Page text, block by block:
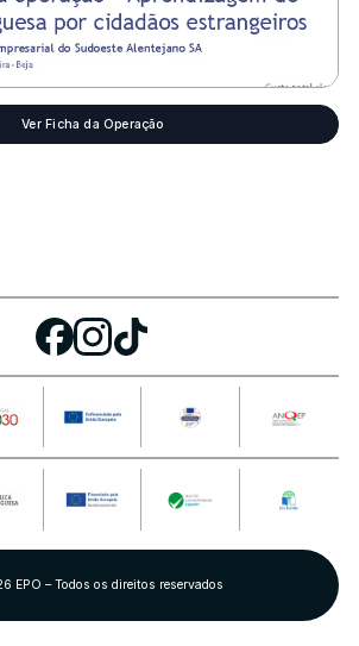
Ver Ficha da Operação
EPO – Todos os direitos reservados